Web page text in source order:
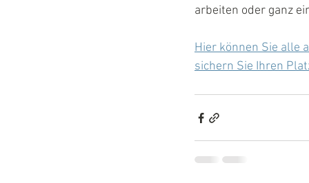
arbeiten oder ganz
Hier können Sie alle
sichern Sie Ihren